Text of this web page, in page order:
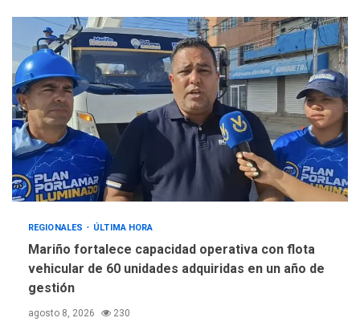
REGIONALES ÚLTIMA HORA
Mariño fortalece capacidad operativa con flota
vehicular de 60 unidades adquiridas en un año de
gestión
agosto 8, 2026 230